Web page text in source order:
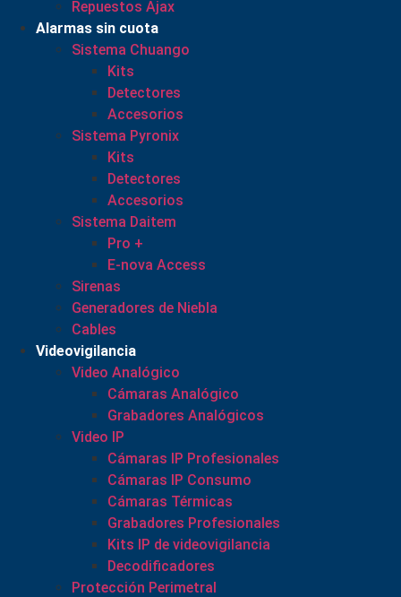
Repuestos Ajax
Alarmas sin cuota
Sistema Chuango
Kits
Detectores
Accesorios
Sistema Pyronix
Kits
Detectores
Accesorios
Sistema Daitem
Pro +
E-nova Access
Sirenas
Generadores de Niebla
Cables
Videovigilancia
Video Analógico
Cámaras Analógico
Grabadores Analógicos
Video IP
Cámaras IP Profesionales
Cámaras IP Consumo
Cámaras Térmicas
Grabadores Profesionales
Kits IP de videovigilancia
Decodificadores
Protección Perimetral